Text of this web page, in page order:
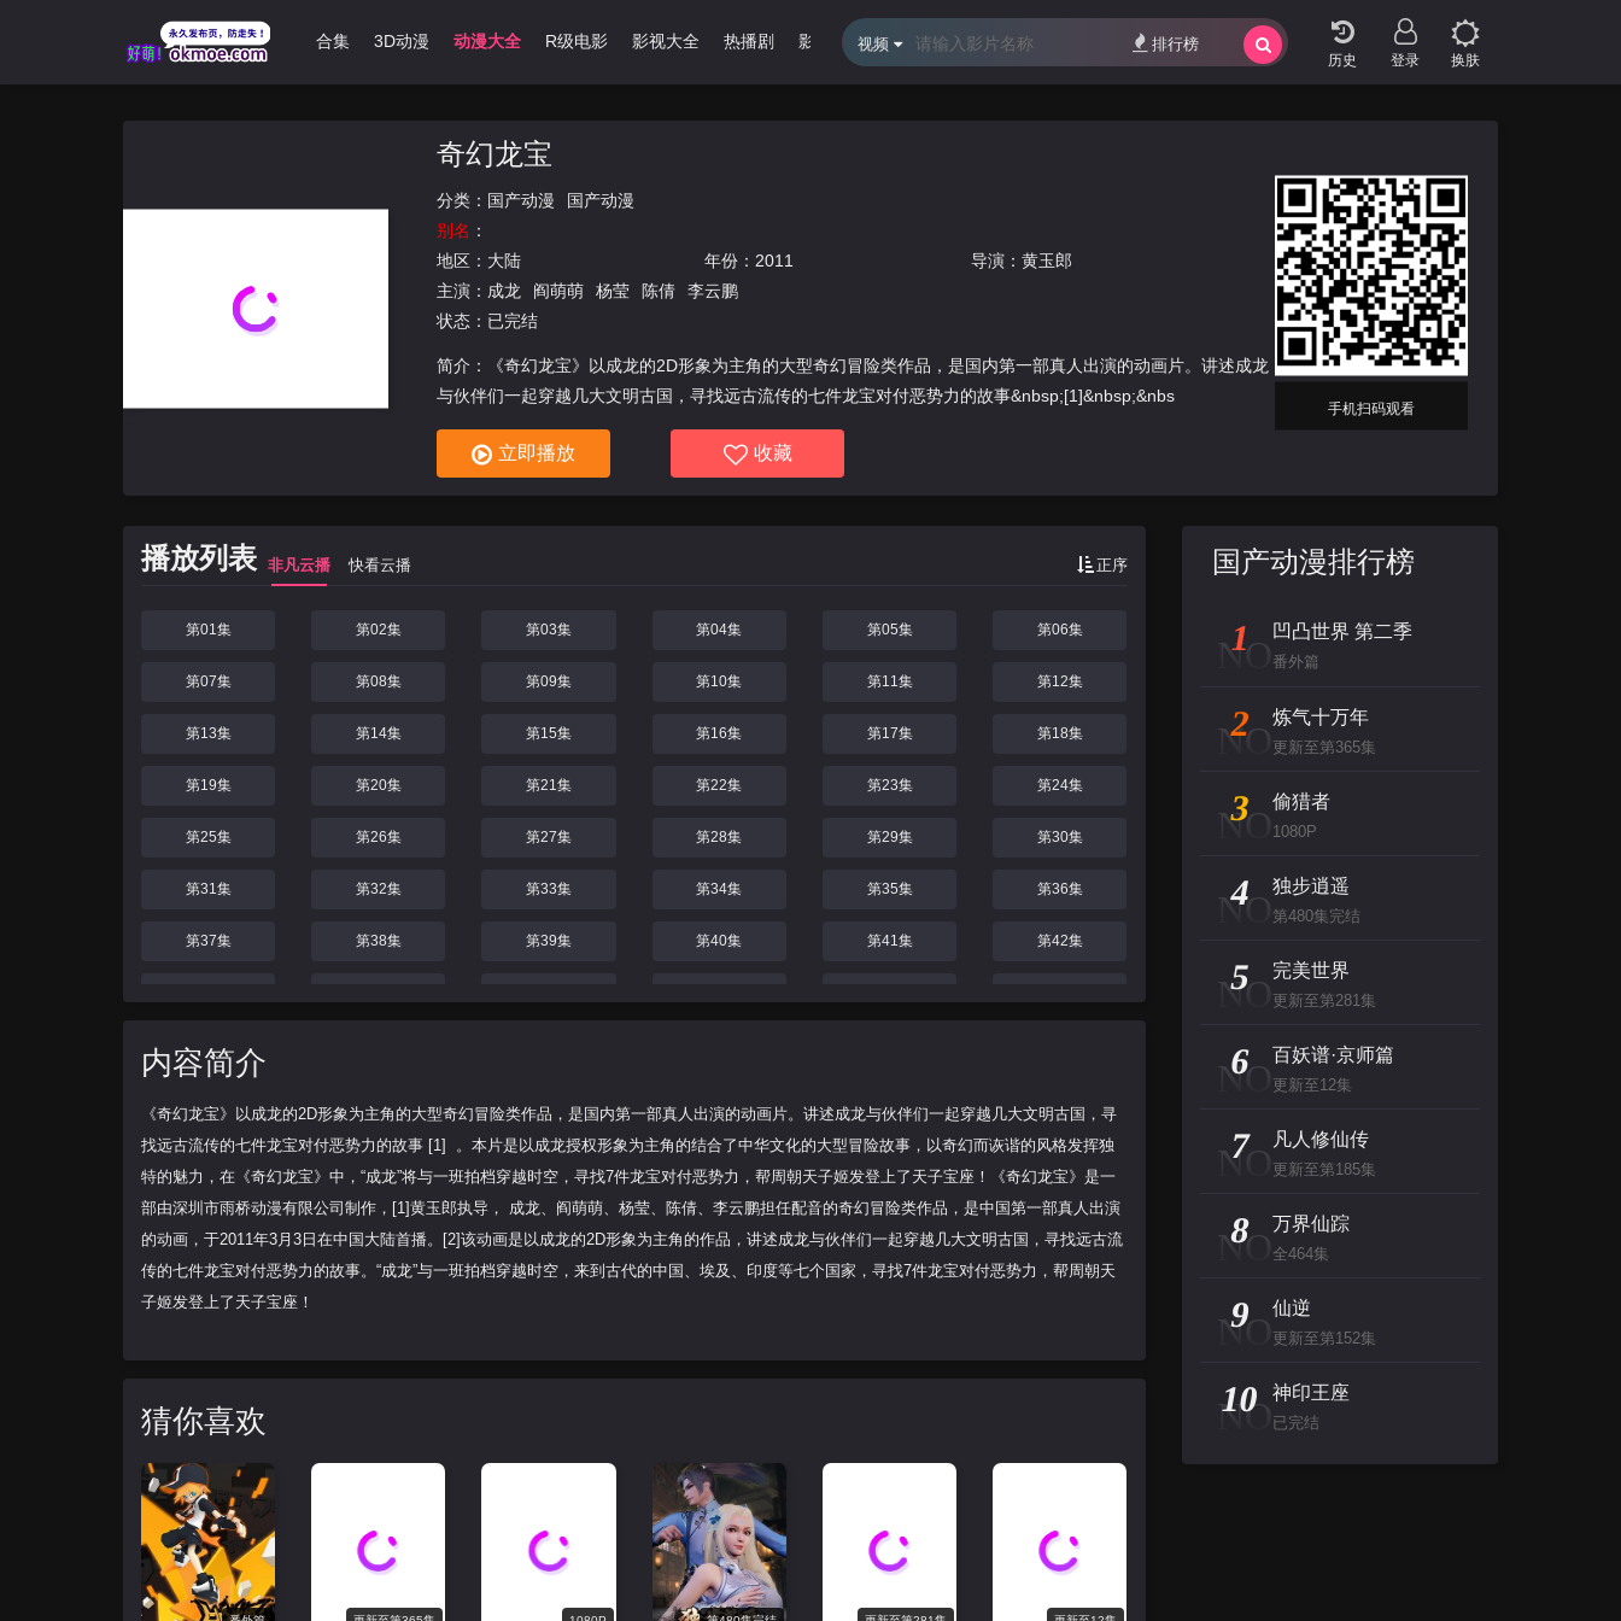
无限动漫 经典肉漫 哩番合集 3D动漫 动漫大全 R级电影 影视大全 热播剧 影视专题 最近更新 排行榜
登录 换肤
视频 排行榜
奇幻龙宝
分类： 国产动漫
国产动漫
别名 ：
地区： 大陆 年份： 2011 导演：黄玉郎
主演： 成龙 阎萌萌 杨莹 陈倩
李云鹏
状态：已完结
简介：《奇幻龙宝》以成龙的2D形象为主角的大型奇幻冒险类作品，是国内第一部真人出演的动画片。讲述成龙
与伙伴们一起穿越几大文明古国，寻找远古流传的七件龙宝对付恶势力的故事&nbsp;[1]&nbsp;&nbs
立即播放 收藏
手机扫码观看
播放列表 非凡云播 快看云播 正序
第01集 第02集 第03集 第04集 第05集 第06集
第07集 第08集 第09集 第10集 第11集 第12集
第13集 第14集 第15集 第16集 第17集 第18集
第19集 第20集 第21集 第22集 第23集 第24集
第25集 第26集 第27集 第28集 第29集 第30集
第31集 第32集 第33集 第34集 第35集 第36集
第37集 第38集 第39集 第40集 第41集 第42集
第49集
内容简介
《奇幻龙宝》以成龙的2D形象为主角的大型奇幻冒险类作品，是国内第一部真人出演的动画片。讲述成龙与伙伴们一起穿越几大文明古国，寻
找远古流传的七件龙宝对付恶势力的故事 [1] 。本片是以成龙授权形象为主角的结合了中华文化的大型冒险故事，以奇幻而诙谐的风格发挥独
特的魅力，在《奇幻龙宝》中，“成龙”将与一班拍档穿越时空，寻找7件龙宝对付恶势力，帮周朝天子姬发登上了天子宝座！《奇幻龙宝》是一
部由深圳市雨桥动漫有限公司制作，[1]黄玉郎执导， 成龙、阎萌萌、杨莹、陈倩、李云鹏担任配音的奇幻冒险类作品，是中国第一部真人出演
的动画，于2011年3月3日在中国大陆首播。[2]该动画是以成龙的2D形象为主角的作品，讲述成龙与伙伴们一起穿越几大文明古国，寻找远古流
传的七件龙宝对付恶势力的故事。“成龙”与一班拍档穿越时空，来到古代的中国、埃及、印度等七个国家，寻找7件龙宝对付恶势力，帮周朝天
子姬发登上了天子宝座！
猜你喜欢
国产动漫排行榜
NO
1 凹凸世界 第二季
番外篇
NO
2 炼气十万年
更新至第365集
NO
3 偷猎者
1080P
NO
4 独步逍遥
第480集完结
NO
5 完美世界
更新至第281集
NO
6 百妖谱·京师篇
更新至12集
NO
7 凡人修仙传
更新至第185集
NO
8 万界仙踪
全464集
NO
9 仙逆
更新至第152集
NO
10 神印王座
已完结